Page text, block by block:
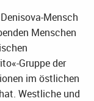
Mensch
Menschen
Gruppe der
im östlichen
Westliche und